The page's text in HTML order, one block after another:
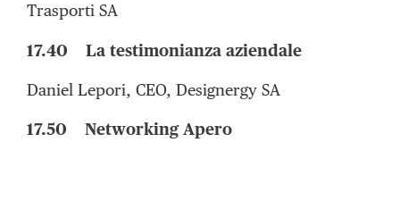
Trasporti SA
17.40 La testimonianza aziendale
Daniel Lepori, CEO, Designergy SA
17.50 Networking Apero